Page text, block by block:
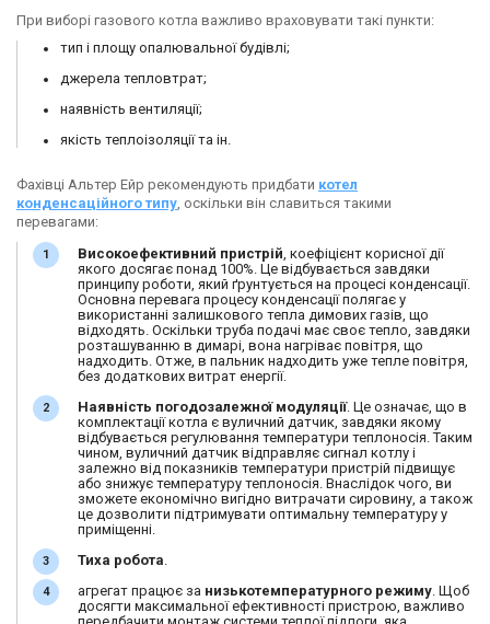
При виборі газового котла важливо враховувати такі пункти:
тип і площу опалювальної будівлі;
джерела тепловтрат;
наявність вентиляції;
якість теплоізоляції та ін.
Фахівці Альтер Ейр рекомендують придбати котел
конденсаційного типу , оскільки він славиться такими
перевагами:
Високоефективний пристрій , коефіцієнт корисної дії
якого досягає понад 100%. Це відбувається завдяки
принципу роботи, який ґрунтується на процесі конденсації.
Основна перевага процесу конденсації полягає у
використанні залишкового тепла димових газів, що
відходять. Оскільки труба подачі має своє тепло, завдяки
розташуванню в димарі, вона нагріває повітря, що
надходить. Отже, в пальник надходить уже тепле повітря,
без додаткових витрат енергії.
Наявність погодозалежної модуляції. Це означає, що в
комплектації котла є вуличний датчик, завдяки якому
відбувається регулювання температури теплоносія. Таким
чином, вуличний датчик відправляє сигнал котлу і
залежно від показників температури пристрій підвищує
або знижує температуру теплоносія. Внаслідок чого, ви
зможете економічно вигідно витрачати сировину, а також
це дозволити підтримувати оптимальну температуру у
приміщенні.
Тиха робота
агрегат працює за низькотемпературного режиму . Щоб
досягти максимальної ефективності пристрою, важливо